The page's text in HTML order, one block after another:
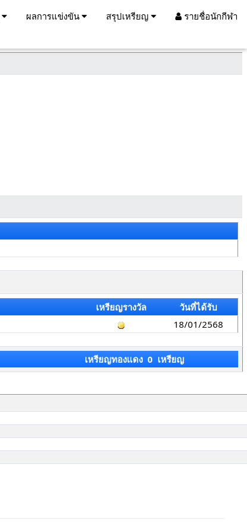
ผลการแข่งขัน สรุปเหรียญ รายชื่อนักกีฬา
เหรียญรางวัล
วันที่ได้รับ
18/01/2568
เหรียญทองแดง 0 เหรียญ